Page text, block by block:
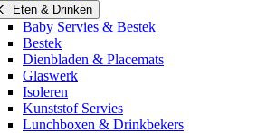
Eten & Drinken
Baby Servies & Bestek
Bestek
Dienbladen & Placemats
Glaswerk
Isoleren
Kunststof Servies
Lunchboxen & Drinkbekers